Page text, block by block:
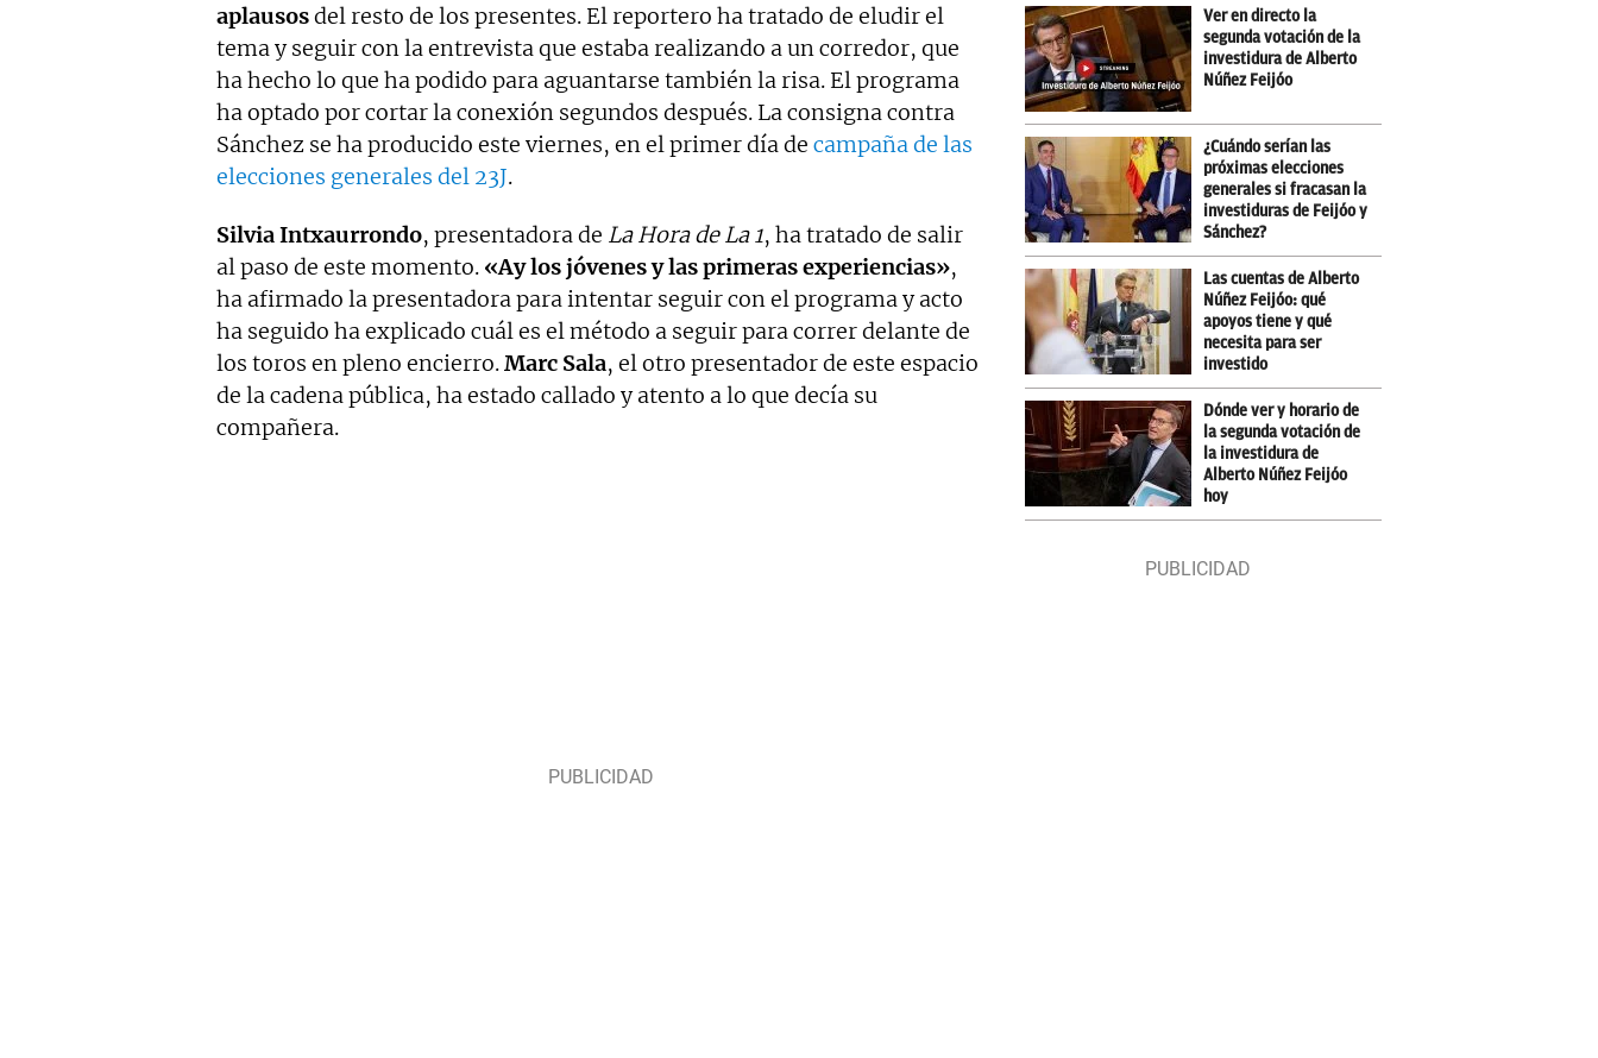
aplausosdel resto de los presentes. El reportero ha tratado de eludir el
tema y seguir con la entrevista que estaba realizando a un corredor, que
ha hecho lo que ha podido para aguantarse también la risa. El programa
ha optado por cortar la conexión segundos después. La consigna contra
Sánchez se ha producido este viernes, en el primer día de campaña de las
elecciones generales del 23J.
Silvia Intxaurrondo, presentadora de La Hora de La 1, ha tratado de salir
al paso de este momento. «Ay los jóvenes y las primeras experiencias»,
ha afirmado la presentadora para intentar seguir con el programa y acto
ha seguido ha explicado cuál es el método a seguir para correr delante de
los toros en pleno encierro.Marc Sala, el otro presentador de este espacio
de la cadena pública, ha estado callado y atento a lo que decía su
compañera.
Ver en directo la
segunda votación de la
investidura de Alberto
Núñez Feijóo
¿Cuándo serían las
próximas elecciones
generales si fracasan la
investiduras de Feijóo y
Sánchez?
Las cuentas de Alberto
Núñez Feijóo: qué
apoyos tiene y qué
necesita para ser
investido
Dónde ver y horario de
la segunda votación de
la investidura de
Alberto Núñez Feijóo
hoy